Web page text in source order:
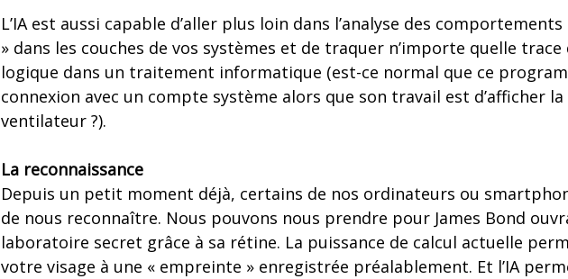
L’IA est aussi capable d’aller plus loin dans l’analyse des
» dans les couches de vos systèmes et de traquer n’importe quelle trace
logique dans un traitement informatique (est-ce normal que ce
connexion avec un compte système alors que son travail est d’afficher la
ventilateur ?).
La reconnaissance
Depuis un petit moment déjà, certains de nos ordinateurs ou
de nous reconnaître. Nous pouvons nous prendre pour James Bond
laboratoire secret grâce à sa rétine. La puissance de calcul actuelle
votre visage à une « empreinte » enregistrée préalablement. Et l’IA